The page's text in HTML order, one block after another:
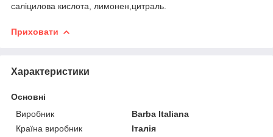
саліцилова кислота, лимонен,цитраль.
Приховати
Характеристики
Основні
Виробник
Barba Italiana
Країна виробник
Італія